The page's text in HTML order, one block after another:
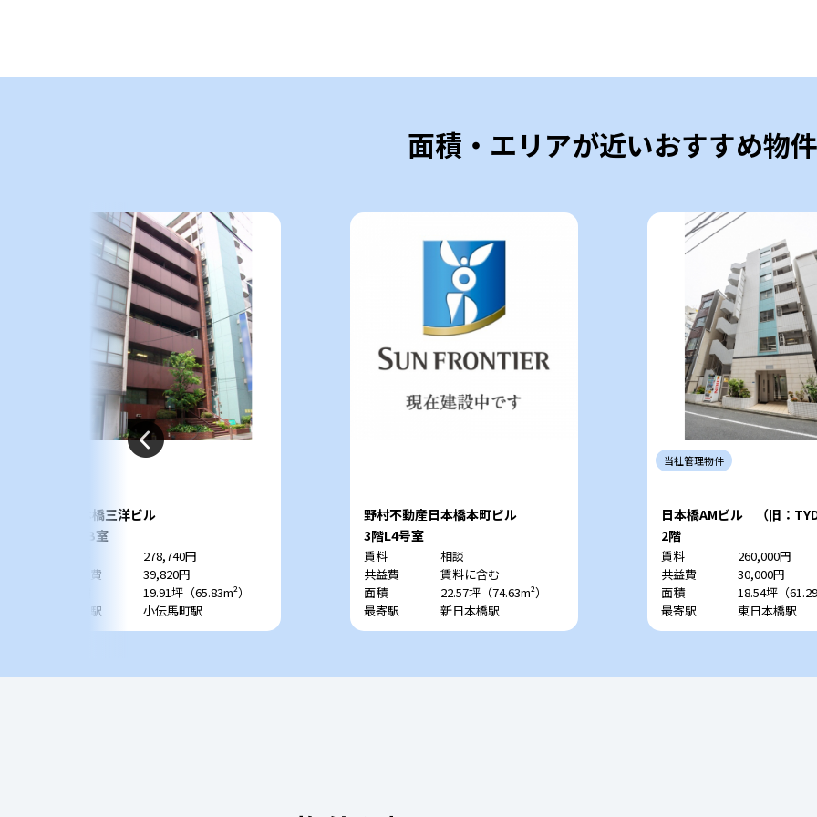
面積・エリアが近いおすすめ物件
日本橋三洋ビル
8階B室
278,740円
共益費
39,820円
19.91坪（65.83m²）
最寄駅
小伝馬町駅
野村不動産日本橋本町ビル
3階L4号室
賃料
相談
共益費
賃料に含む
面積
22.57坪（74.63m²）
最寄駅
新日本橋駅
当社管理物件
日本橋AMビル （旧：
2階
賃料
260,000円
共益費
30,000円
面積
18.54坪（
最寄駅
東日本橋駅